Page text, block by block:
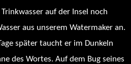
auf der Insel noch
aus unserem Watermaker an.
später taucht er im Dunkeln
des Wortes. Auf dem Bug seines